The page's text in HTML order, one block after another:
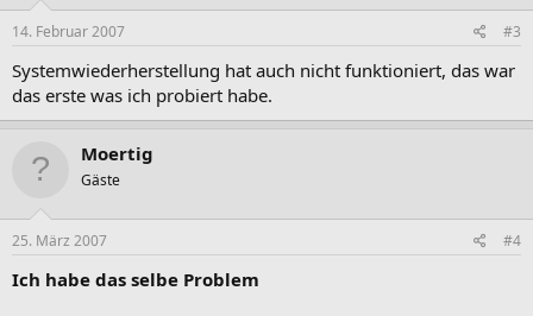
14. Februar 2007 #3
Systemwiederherstellung hat auch nicht funktioniert, das war
das erste was ich probiert habe.
Moertig
Gäste
25. März 2007 #4
Ich habe das selbe Problem